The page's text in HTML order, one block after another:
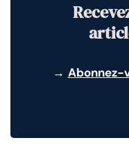
→ Abonnez-